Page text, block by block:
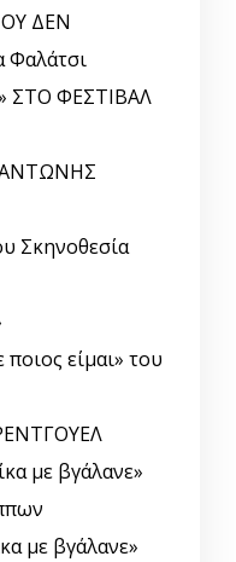
ΔΕΝ
ΣΤΟ ΦΕΣΤΙΒΑΛ
ΑΝΤΩΝΗΣ
Σκηνοθεσία
είμαι» του
με βγάλανε»
με βγάλανε»